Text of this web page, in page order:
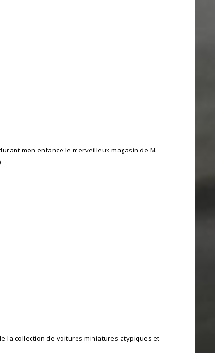
mon enfance le merveilleux magasin de M.
la collection de voitures miniatures atypiques et